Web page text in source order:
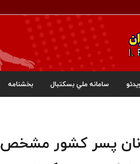
سامانه ملي بسکتبال بخشنامه
پسر کشور مشخص